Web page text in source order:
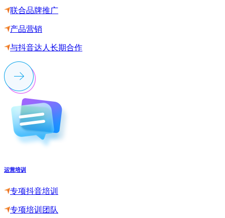
联合品牌推广
产品营销
与抖音达人长期合作
运营培训
专项抖音培训
专项培训团队